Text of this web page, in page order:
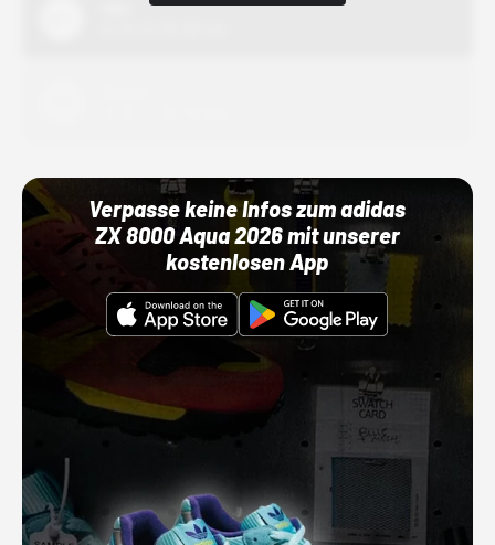
Verpasse keine Infos zum adidas
ZX 8000 Aqua 2026 mit unserer
kostenlosen App